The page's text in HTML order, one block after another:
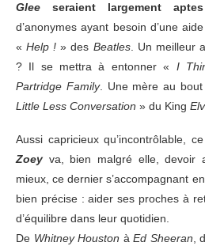
Glee seraient largement
d’anonymes ayant besoin d’une
«Help ! » des Beatles. Un meilleur
? Il se mettra à entonner « I
Partridge Family. Une mère au
Little Less Conversation » du King
Aussi capricieux qu’incontrôlable,
Zoey va, bien malgré elle, devoir
mieux, ce dernier s’accompagnant
bien précise : aider ses proches à
d’équilibre dans leur quotidien.
De Whitney Houston àEd Sheeran,